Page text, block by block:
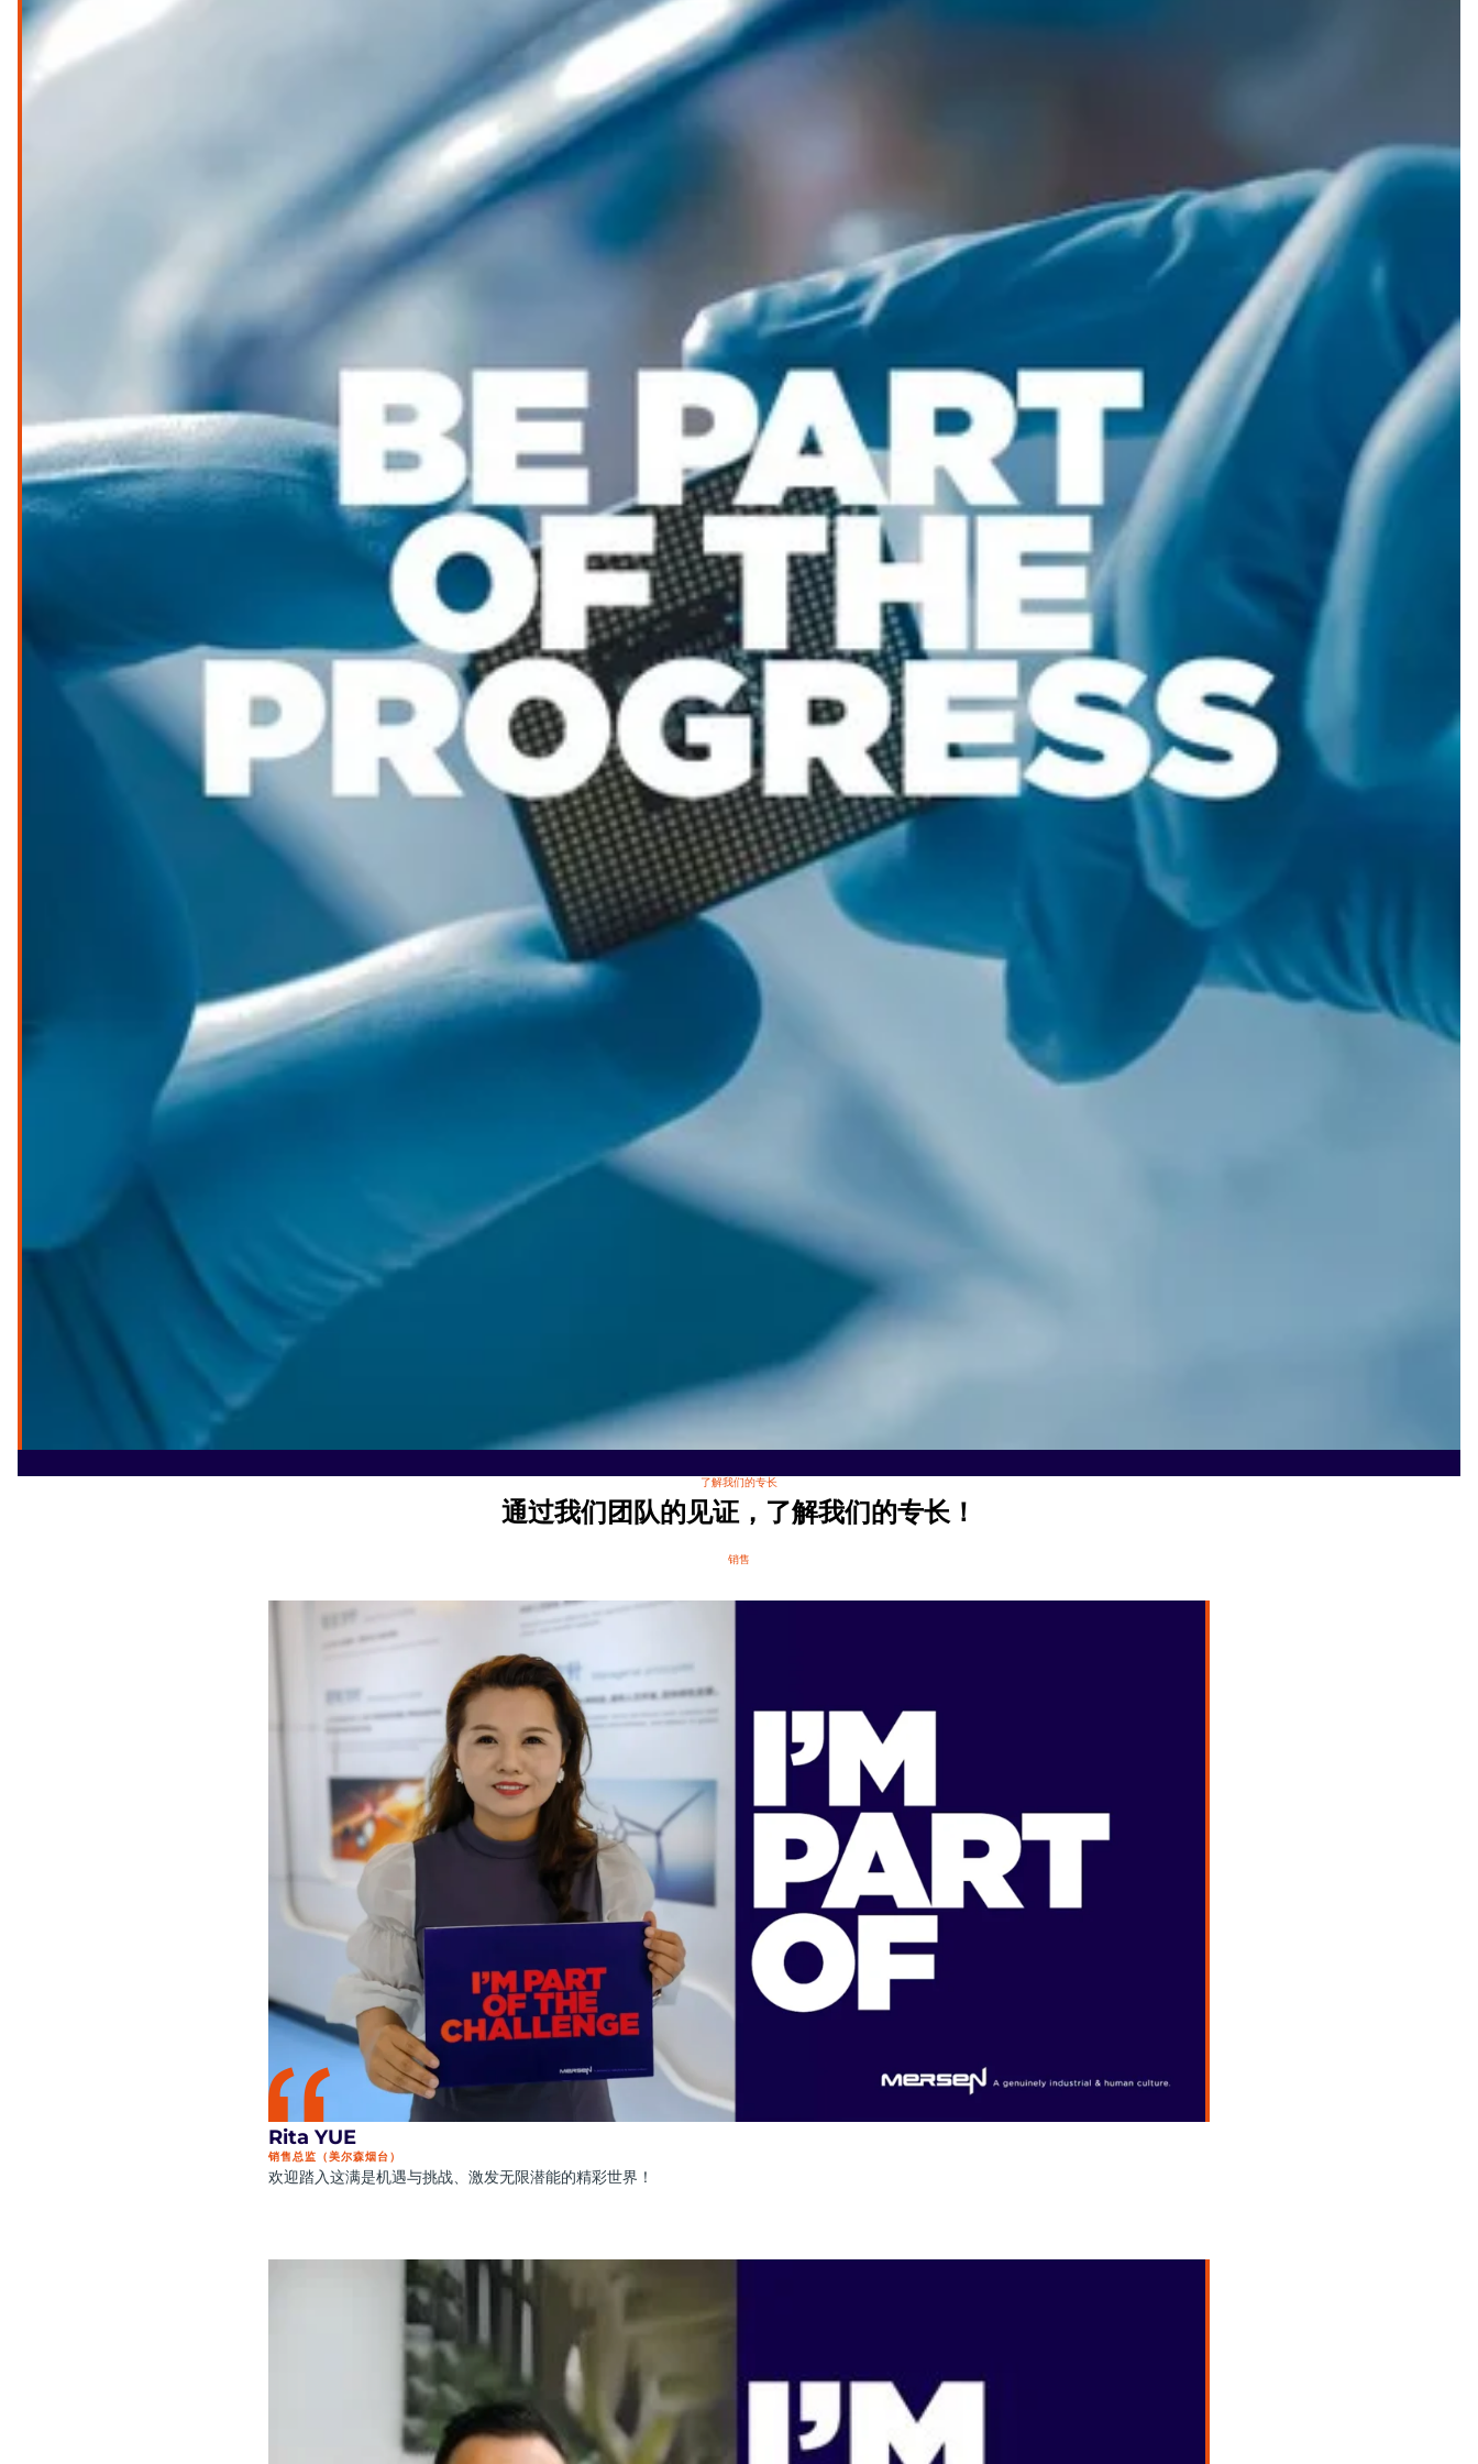
了解我们的专长
通过我们团队的见证，了解我们的专长！
销售
Rita YUE
销售总监（美尔森烟台）
欢迎踏入这满是机遇与挑战、激发无限潜能的精彩世界！